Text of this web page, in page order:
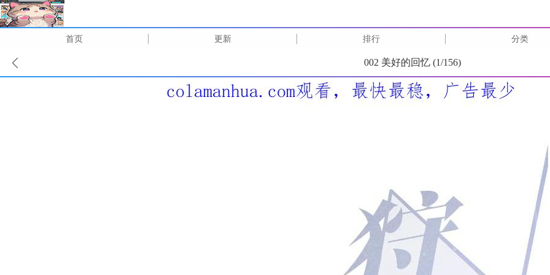
首页 更新 排行 分类
002 美好的回忆 (1/156)